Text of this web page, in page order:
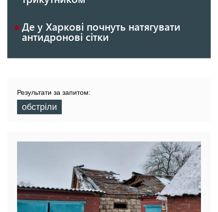
Де у Харкові почнуть натягувати
антидронові сітки
Результати за запитом:
обстріли